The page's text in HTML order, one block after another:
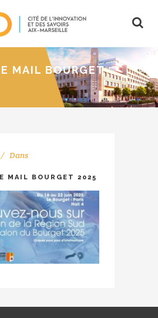
MAIL BOURGET
Dans
MAIL BOURGET 2025